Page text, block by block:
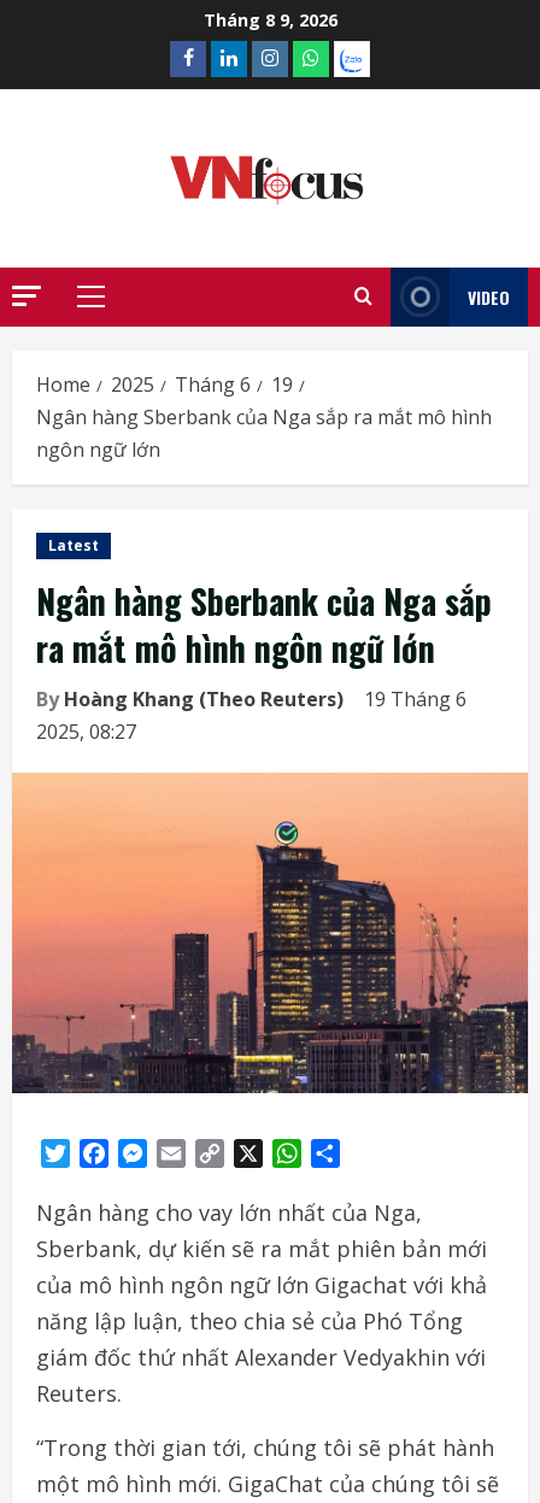
Tháng 8 9, 2026
Facebook
LinkedinInstagram
What’sapp
Zalo
Primary
VIDEO
Home 2025 Tháng 6
19
Ngân hàng Sberbank của Nga sắp ra mắt mô hình
ngôn ngữ lớn
Latest
Ngân hàng Sberbank của Nga sắp
ra mắt mô hình ngôn ngữ lớn
ByHoàng Khang (Theo Reuters)
19 Tháng 6
2025, 08:27
TwitterFacebookMessenger
Email
Copy
WhatsApp
Ngân hàng cho vay lớn nhất của Nga,
Sberbank, dự kiến sẽ ra mắt phiên bản mới
của mô hình ngôn ngữ lớn Gigachat với khả
năng lập luận, theo chia sẻ của Phó Tổng
giám đốc thứ nhất Alexander Vedyakhin với
Reuters.
“Trong thời gian tới, chúng tôi sẽ phát hành
một mô hình mới. GigaChat của chúng tôi sẽ